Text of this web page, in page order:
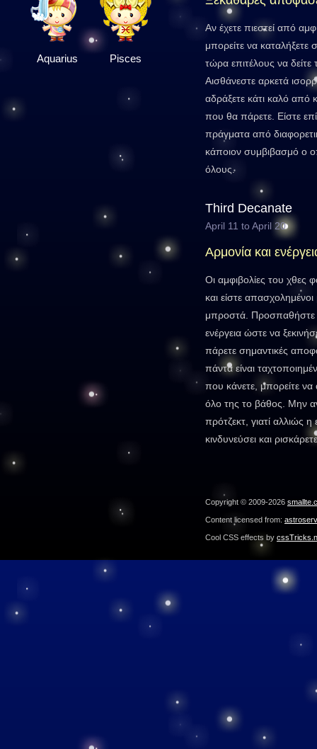
Aquarius Pisces
Αν έχετε πιεστεί από
μπορείτε να
τώρα επιτέλους να
Αισθάνεστε αρκετά
αδράξετε κάτι καλό
που θα πάρετε. Είστε
πράγματα από
κάποιον συμβιβασμό ο
όλους.
Third Decanate
April 11 to April 20
Αρμονία και
Οι αμφιβολίες του χθες
και είστε
μπροστά. Προσπαθήστε
ενέργεια ώστε να
πάρετε σημαντικές
πάντα είναι
που κάνετε, μπορείτε να
όλο της το βάθος. Μην
πρότζεκτ, γιατί αλλιώς
κινδυνεύσει και
Copyright © 2009-2026
Content licensed from:
Cool CSS effects by